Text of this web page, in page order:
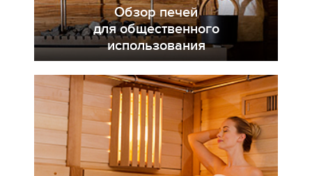
Обзор печей
для общественного
использования